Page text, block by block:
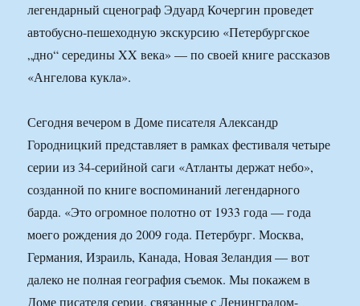
легендарный сценограф Эдуард Кочергин проведет
автобусно-пешеходную экскурсию «Петербургское
„дно“ середины XX века» — по своей книге рассказов
«Ангелова кукла».
Сегодня вечером в Доме писателя Александр
Городницкий представляет в рамках фестиваля четыре
серии из 34-серийной саги «Атланты держат небо»,
созданной по книге воспоминаний легендарного
барда. «Это огромное полотно от 1933 года — года
моего рождения до 2009 года. Петербург. Москва,
Германия, Израиль, Канада, Новая Зеландия — вот
далеко не полная география съемок. Мы покажем в
Доме писателя серии, связанные с Ленинградом-